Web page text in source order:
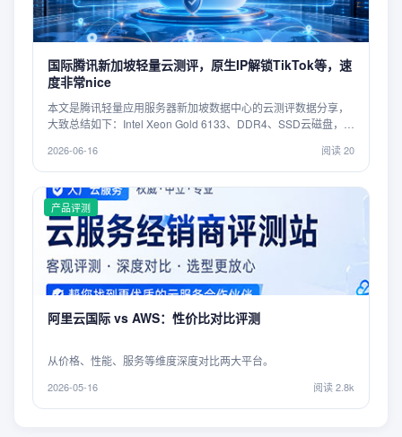
国际腾讯新加坡轻量云测评，原生IP解锁TikTok等，速
度非常nice
本文是腾讯轻量应用服务器新加坡数据中心的云测评数据分享，
大致总结如下：Intel Xeon Gold 6133、DDR4、SSD云磁盘，
吧；FIO测试，4K读写数据，读取67.94MB/S、IOPS大致
16.9K，写入68.12MB/S、IOPS大致17K，性能很一般；新加坡
原生IP，解锁TikTok、ChatGPT、Claude、Gemini、Netflix、
AmazonPV等，电信双程走了CTG/CN2线路(部分地区没有)、联
通去程大致直连/回北京和上海方向绕道了美国、移动去程从香港
去新加坡/回程国际线路到香港接cmi回内地，整体来看移动速度
最好、其次电信、联通稍弱一些。
2026-06-16 阅读20
产品评测
阿里云国际 vs AWS：性价比对比评测
从价格、性能、服务等维度深度对比两大平台。
2026-05-16 阅读2.8k